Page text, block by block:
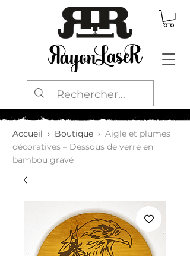
Accueil › Boutique › Aigle et plumes
décoratives – Dessous de verre en
bambou gravé